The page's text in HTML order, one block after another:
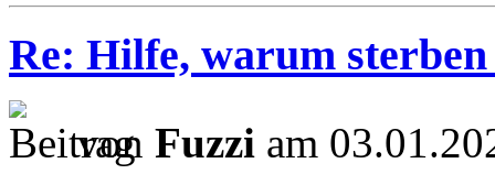
Re: Hilfe, warum sterben
von Fuzzi am